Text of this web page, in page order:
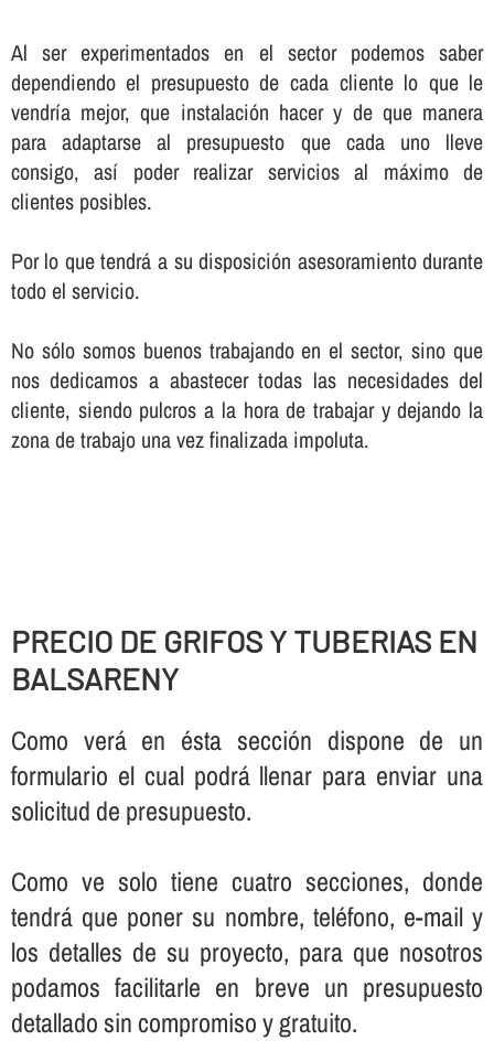
Al ser experimentados en el sector podemos saber
dependiendo el presupuesto de cada cliente lo que le
vendrí­a mejor, que instalación hacer y de que manera
para adaptarse al presupuesto que cada uno lleve
consigo, así­ poder realizar servicios al máximo de
clientes posibles.
Por lo que tendrá a su disposición asesoramiento durante
todo el servicio.
No sólo somos buenos trabajando en el sector, sino que
nos dedicamos a abastecer todas las necesidades del
cliente, siendo pulcros a la hora de trabajar y dejando la
zona de trabajo una vez finalizada impoluta.
PRECIO DE GRIFOS Y TUBERIAS EN
BALSARENY
Como verá en ésta sección dispone de un
formulario el cual podrá llenar para enviar una
solicitud de presupuesto.
Como ve solo tiene cuatro secciones, donde
tendrá que poner su nombre, teléfono, e-mail y
los detalles de su proyecto, para que nosotros
podamos facilitarle en breve un presupuesto
detallado sin compromiso y gratuito.